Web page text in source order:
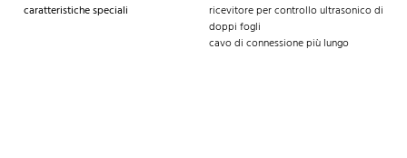
caratteristiche speciali
ricevitore per controllo ultrasonico di
doppi fogli
cavo di connessione più lungo